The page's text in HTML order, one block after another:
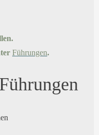
Führungen.